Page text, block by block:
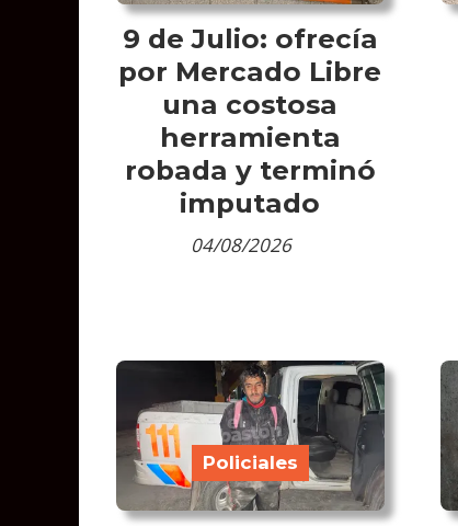
9 de Julio: ofrecía
por Mercado Libre
una costosa
herramienta
robada y terminó
imputado
04/08/2026
Policiales